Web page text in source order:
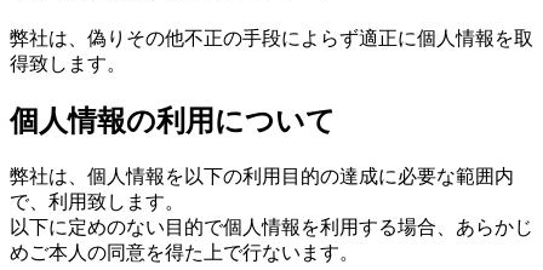
弊社は、偽りその他不正の手段によらず適正に個人情報を取
得致します。
個人情報の利用について
弊社は、個人情報を以下の利用目的の達成に必要な範囲内
で、利用致します。
以下に定めのない目的で個人情報を利用する場合、あらかじ
めご本人の同意を得た上で行ないます。